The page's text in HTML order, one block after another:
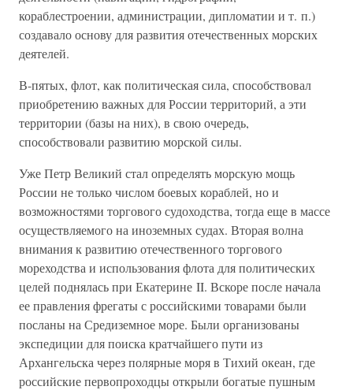
кораблестроении, администрации, дипломатии и т. п.)
создавало основу для развития отечественных морских
деятелей.
В-пятых, флот, как политическая сила, способствовал
приобретению важных для России территорий, а эти
территории (базы на них), в свою очередь,
способствовали развитию морской силы.
Уже Петр Великий стал определять морскую мощь
России не только числом боевых кораблей, но и
возможностями торгового судоходства, тогда еще в массе
осуществляемого на иноземных судах. Вторая волна
внимания к развитию отечественного торгового
мореходства и использования флота для политических
целей поднялась при Екатерине II. Вскоре после начала
ее правления фрегаты с российскими товарами были
посланы на Средиземное море. Были организованы
экспедиции для поиска кратчайшего пути из
Архангельска через полярные моря в Тихий океан, где
российские первопроходцы открыли богатые пушным